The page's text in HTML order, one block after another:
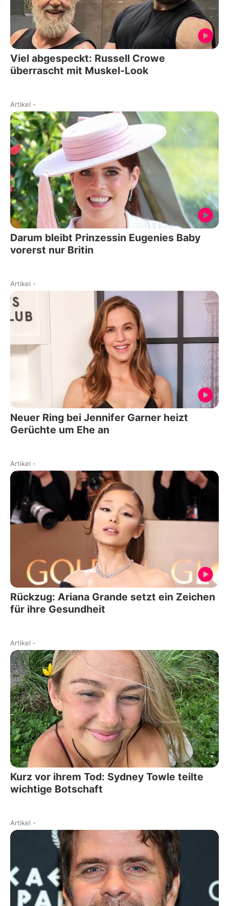
Viel abgespeckt: Russell Crowe
überrascht mit Muskel-Look
Artikel -
Darum bleibt Prinzessin Eugenies Baby
vorerst nur Britin
Artikel -
Neuer Ring bei Jennifer Garner heizt
Gerüchte um Ehe an
Artikel -
Rückzug: Ariana Grande setzt ein Zeichen
für ihre Gesundheit
Artikel -
Kurz vor ihrem Tod: Sydney Towle teilte
wichtige Botschaft
Artikel -